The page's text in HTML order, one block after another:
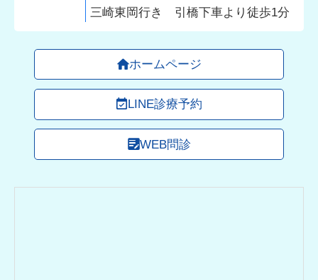
三崎東岡行き 引橋下車より徒歩1分
ホームページ
LINE診療予約
WEB問診